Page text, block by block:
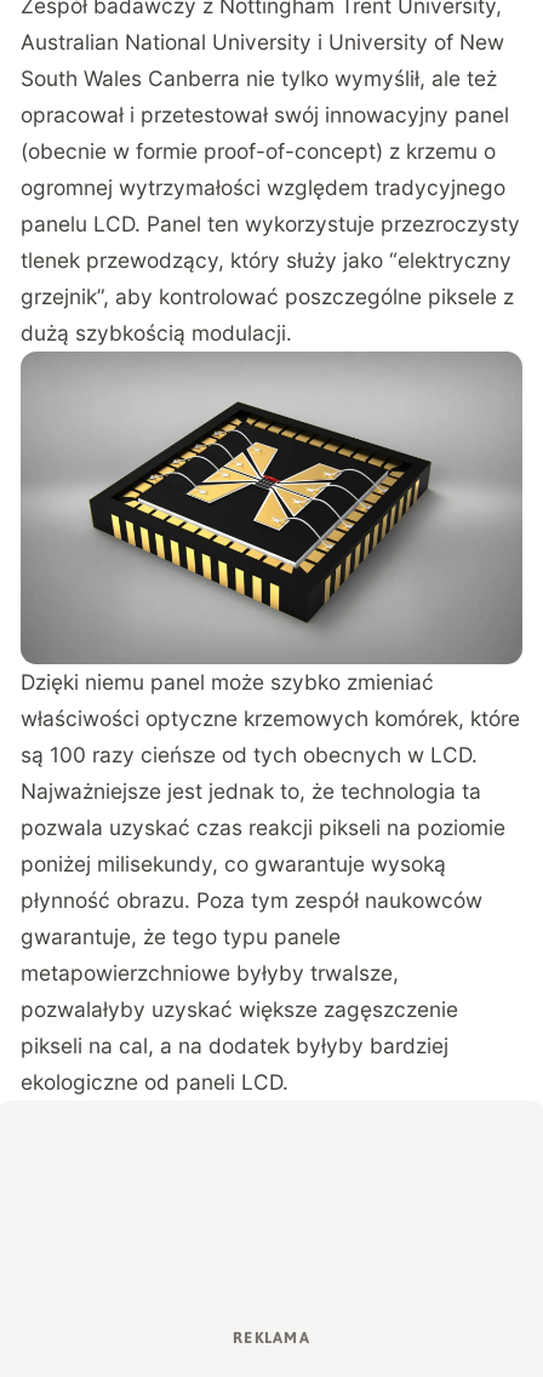
Zespół badawczy z Nottingham Trent University,
Australian National University i University of New
South Wales Canberra nie tylko wymyślił, ale też
opracował i przetestował swój innowacyjny panel
(obecnie w formie proof-of-concept) z krzemu o
ogromnej wytrzymałości względem tradycyjnego
panelu LCD. Panel ten wykorzystuje przezroczysty
tlenek przewodzący, który służy jako “elektryczny
grzejnik”, aby kontrolować poszczególne piksele z
dużą szybkością modulacji.
Dzięki niemu panel może szybko zmieniać
właściwości optyczne krzemowych komórek, które
są 100 razy cieńsze od tych obecnych w LCD.
Najważniejsze jest jednak to, że technologia ta
pozwala uzyskać czas reakcji pikseli na poziomie
poniżej milisekundy, co gwarantuje wysoką
płynność obrazu. Poza tym zespół naukowców
gwarantuje, że tego typu panele
metapowierzchniowe byłyby trwalsze,
pozwalałyby uzyskać większe zagęszczenie
pikseli na cal, a na dodatek byłyby bardziej
ekologiczne od paneli LCD.